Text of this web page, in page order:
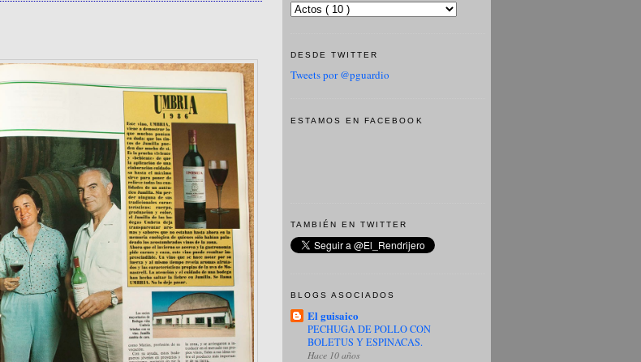
DESDE TWITTER
Tweets por @pguardio
ESTAMOS EN FACEBOOK
TAMBIÉN EN TWITTER
BLOGS ASOCIADOS
El guisaico
PECHUGA DE POLLO CON
BOLETUS Y ESPINACAS.
Hace 10 años